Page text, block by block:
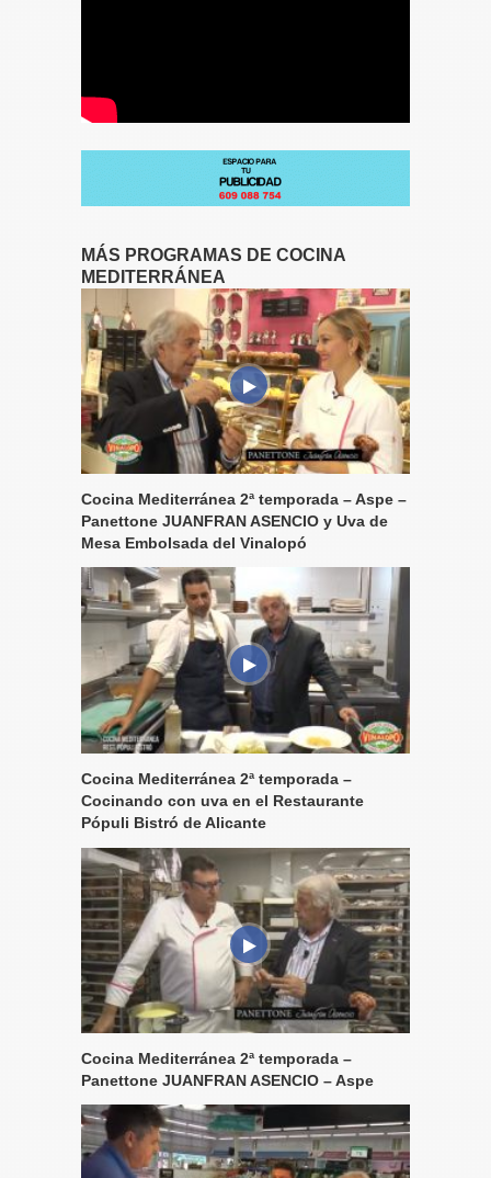
MÁS PROGRAMAS DE COCINA
MEDITERRÁNEA
Cocina Mediterránea 2ª temporada – Aspe –
Panettone JUANFRAN ASENCIO y Uva de
Mesa Embolsada del Vinalopó
Cocina Mediterránea 2ª temporada –
Cocinando con uva en el Restaurante
Pópuli Bistró de Alicante
Cocina Mediterránea 2ª temporada –
Panettone JUANFRAN ASENCIO – Aspe